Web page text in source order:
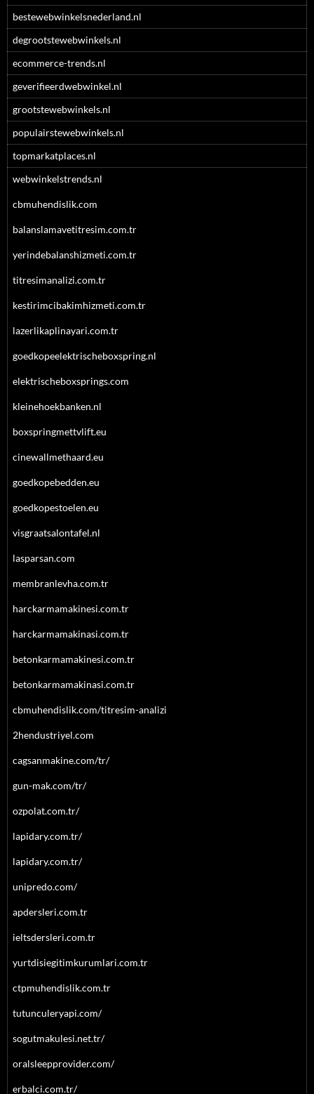
bestewebwinkelsnederland.nl
degrootstewebwinkels.nl
ecommerce-trends.nl
geverifieerdwebwinkel.nl
grootstewebwinkels.nl
populairstewebwinkels.nl
topmarkatplaces.nl
webwinkelstrends.nl
cbmuhendislik.com
balanslamavetitresim.com.tr
yerindebalanshizmeti.com.tr
titresimanalizi.com.tr
kestirimcibakimhizmeti.com.tr
lazerlikaplinayari.com.tr
goedkopeelektrischeboxspring.nl
elektrischeboxsprings.com
kleinehoekbanken.nl
boxspringmettvlift.eu
cinewallmethaard.eu
goedkopebedden.eu
goedkopestoelen.eu
visgraatsalontafel.nl
lasparsan.com
membranlevha.com.tr
harckarmamakinesi.com.tr
harckarmamakinasi.com.tr
betonkarmamakinesi.com.tr
betonkarmamakinasi.com.tr
cbmuhendislik.com/titresim-analizi
2hendustriyel.com
cagsanmakine.com/tr/
gun-mak.com/tr/
ozpolat.com.tr/
lapidary.com.tr/
lapidary.com.tr/
unipredo.com/
apdersleri.com.tr
ieltsdersleri.com.tr
yurtdisiegitimkurumlari.com.tr
ctpmuhendislik.com.tr
tutunculeryapi.com/
sogutmakulesi.net.tr/
oralsleepprovider.com/
erbalci.com.tr/